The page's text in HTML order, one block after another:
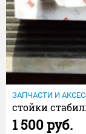
ЗАПЧАСТИ И
стойки
1 500 руб.